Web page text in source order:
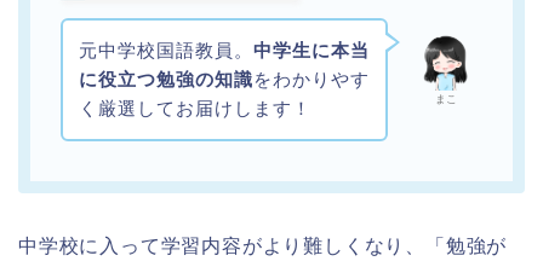
まこ
元中学校国語教員。 中学生に本当
に役立つ勉強の知識をわかりやす
く厳選してお届けします！
中学校に入って学習内容がより難しくなり、「勉強が